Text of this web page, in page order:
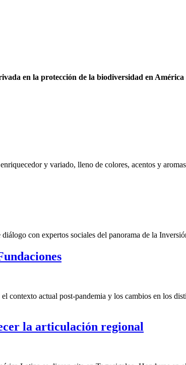
en la protección de la biodiversidad en
y variado, lleno de colores, acentos y
con expertos sociales del panorama de la
contexto actual post-pandemia y los cambios en los
la articulación regional